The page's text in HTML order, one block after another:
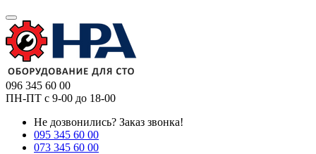
096 345 60 00
ПН-ПТ с 9-00 до 18-00
Не дозвонились? Заказ звонка!
095 345 60 00
073 345 60 00